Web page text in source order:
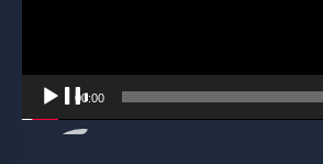
00:00